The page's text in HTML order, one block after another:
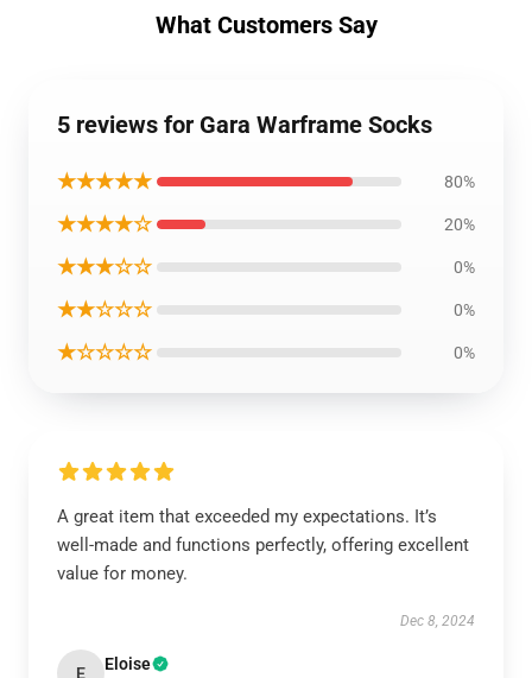
What Customers Say
5 reviews for Gara Warframe Socks
★★★★★ 80%
★★★★☆ 20%
★★★☆☆ 0%
★★☆☆☆ 0%
★☆☆☆☆ 0%
A great item that exceeded my expectations. It’s
well-made and functions perfectly, offering excellent
value for money.
Dec 8, 2024
E Eloise